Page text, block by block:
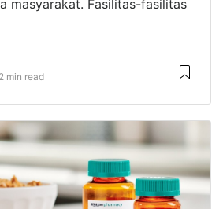
masyarakat. Fasilitas-fasilitas
2 min read